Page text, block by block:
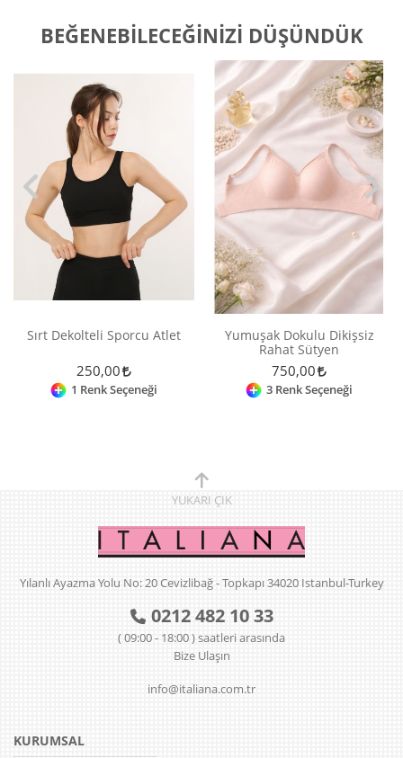
BEĞENEBILECEĞINIZI DÜŞÜNDÜK
Sırt Dekolteli Sporcu Atlet
250,00
1 Renk Seçeneği
Yumuşak Dokulu Dikişsiz
Rahat Sütyen
750,00
3 Renk Seçeneği
YUKARI ÇIK
Yılanlı Ayazma Yolu No: 20 Cevizlibağ - Topkapı 34020 Istanbul-Turkey
0212 482 10 33
( 09:00 - 18:00 ) saatleri arasında
Bize Ulaşın
info@italiana.com.tr
KURUMSAL